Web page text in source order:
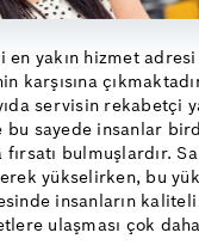
en yakın hizmet
karşısına
servisin rekabetçi
bu sayede insanlar
bulmuşlardır.
yükselirken, bu
insanların
ulaşması çok